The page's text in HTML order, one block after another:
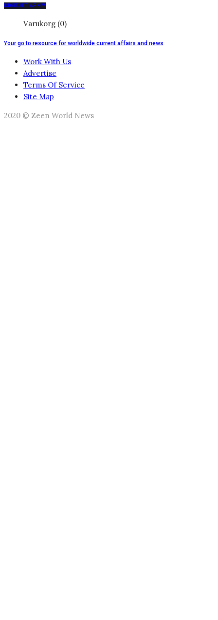
DIGITALT ARKIV
Varukorg (0)
Your go to resource for worldwide current affairs and news
Work With Us
Advertise
Terms Of Service
Site Map
2020 © Zeen World News